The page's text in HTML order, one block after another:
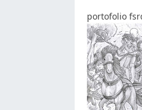
portofolio